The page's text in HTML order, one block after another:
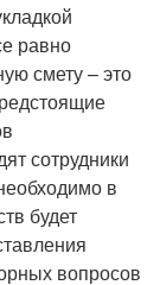
равно
смету – это
сотрудники
в
будет
вопросов